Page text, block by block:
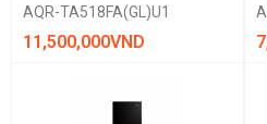
AQR-TA518FA(GL)U1
11,500,000VND